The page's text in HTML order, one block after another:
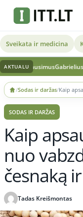
Sveikata ir medicina
AKTUALU Gabrielius
Skip
to
content
/Sodas ir daržas/
SODAS IR DARŽAS
Kaip
nuo
česnaką
Tadas Kreišmontas